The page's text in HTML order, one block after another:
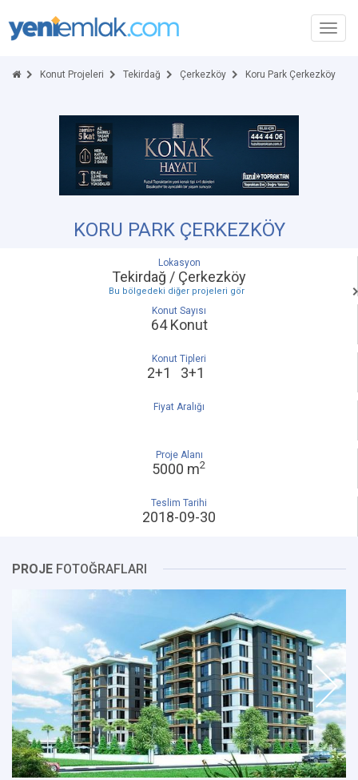
Konut Projeleri Tekirdağ Çerkezköy Koru Park Çerkezköy
KORU PARK ÇERKEZKÖY
Lokasyon
Tekirdağ / Çerkezköy
Bu bölgedeki diğer projeleri gör
Konut Sayısı
64 Konut
Konut Tipleri
2+1 3+1
Fiyat Aralığı
Proje Alanı
5000 m2
Teslim Tarihi
2018-09-30
PROJE FOTOĞRAFLARI